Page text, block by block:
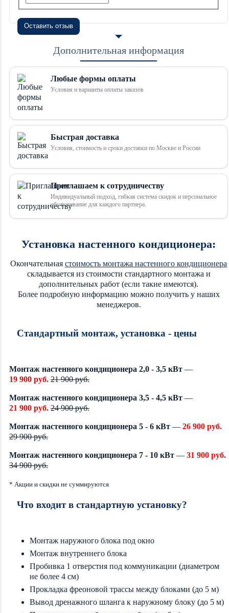
Оставить отзыв
Дополнительная информация
Любые формы оплаты
Условия и варианты оплаты заказов
Быстрая доставка
Условия, стоимость и сроки доставки по Москве и России
Приглашаем к сотрудничеству
Индивидуальный подход, гибкая система скидок и персональное
обслуживание для каждого партнера.
Установка настенного кондиционера:
Окончательная стоимость монтажа настенного кондиционера
складывается из стоимости стандартного монтажа и
дополнительных работ (если такие имеются).
Более подробную информацию можно получить у наших
менеджеров.
Стандартный монтаж, установка - цены
Монтаж настенного кондиционера 2,0 - 3,5 кВт —
19 900 руб. 21 900 руб.
Монтаж настенного кондиционера 3,5 - 4,5 кВт —
21 900 руб. 24 900 руб.
Монтаж настенного кондиционера 5 - 6 кВт — 26 900 руб.
29 900 руб.
Монтаж настенного кондиционера 7 - 10 кВт — 31 900 руб.
34 900 руб.
* Акции и скидки не суммируются
Что входит в стандартную установку?
Монтаж наружного блока под окно
Монтаж внутреннего блока
Пробивка 1 отверстия под коммуникации (диаметром
не более 4 см)
Прокладка фреоновой трассы между блоками (до 5 м)
Вывод дренажного шланга к наружному блоку (до 5 м)